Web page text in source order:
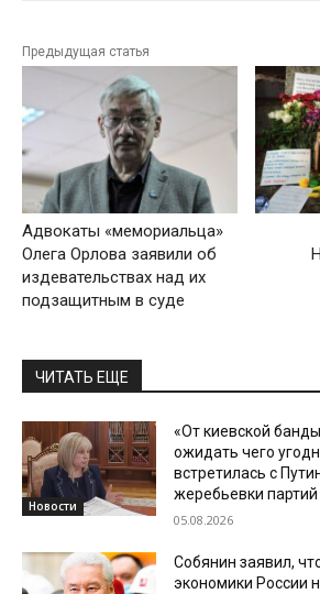
Предыдущая статья
Адвокаты «мемориальца»
Олега Орлова заявили об
издевательствах над их
подзащитным в суде
ЧИТАТЬ ЕЩЕ
Новости
«От киевской
ожидать чего
встретилась с
жеребьевки партий
05.08.2026
Собянин заявил,
экономики России